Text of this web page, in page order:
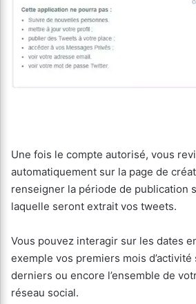
Une fois le compte autorisé, vous
automatiquement sur la page de
renseigner la période de publication
laquelle seront extrait vos tweets.
Vous pouvez interagir sur les dates
exemple vos premiers mois
derniers ou encore l’ensemble de
réseau social.